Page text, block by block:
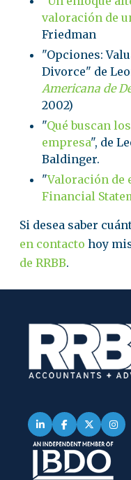
valoración de
Friedman
"Opciones:
Divorce" de
Americana de
2002)
"Qué buscan
empresa", de
Baldinger.
"Valoración de
Financial
Si desea saber
en contacto hoy
de RRBB.